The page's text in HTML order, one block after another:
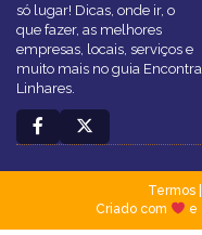
só lugar! Dicas, onde ir, o
que fazer, as melhores
empresas, locais, serviços e
muito mais no guia Encontra
Linhares.
Termos|
Criado com
e